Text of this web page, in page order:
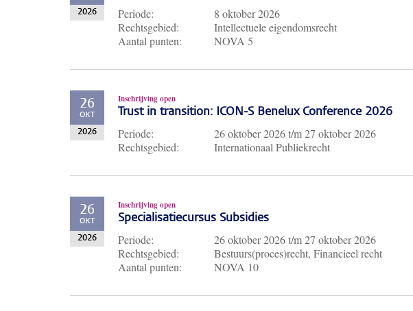
2026 Periode:
8 oktober 2026
Rechtsgebied:
Intellectuele eigendomsrecht
Aantal punten:
NOVA 5
26
OKT
2026
Inschrijving open
Trust in transition: ICON-S Benelux Conference 2026
Periode: 26 oktober 2026t/m27 oktober 2026
Rechtsgebied:
Internationaal Publiekrecht
26
OKT
2026
Inschrijving open
Specialisatiecursus Subsidies
Periode: 26 oktober 2026t/m27 oktober 2026
Rechtsgebied:
Bestuurs(proces)recht, Financieel recht
Aantal punten:
NOVA 10